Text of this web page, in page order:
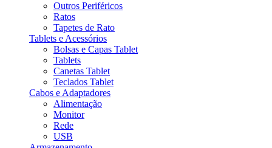
Outros Periféricos
Ratos
Tapetes de Rato
Tablets e Acessórios
Bolsas e Capas Tablet
Tablets
Canetas Tablet
Teclados Tablet
Cabos e Adaptadores
Alimentação
Monitor
Rede
USB